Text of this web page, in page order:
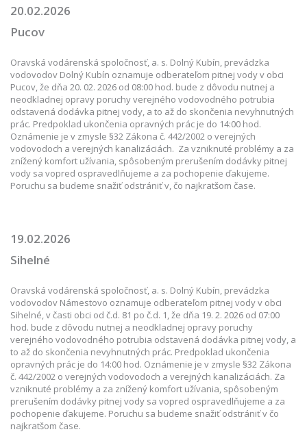
20.02.2026
Pucov
Oravská vodárenská spoločnosť, a. s. Dolný Kubín, prevádzka
vodovodov Dolný Kubín oznamuje odberateľom pitnej vody v obci
Pucov, že dňa 20. 02. 2026 od 08:00 hod. bude z dôvodu nutnej a
neodkladnej opravy poruchy verejného vodovodného potrubia
odstavená dodávka pitnej vody, a to až do skončenia nevyhnutných
prác. Predpoklad ukončenia opravných prác je do 14:00 hod.
Oznámenie je v zmysle §32 Zákona č. 442/2002 o verejných
vodovodoch a verejných kanalizáciách. Za vzniknuté problémy a za
znížený komfort užívania, spôsobeným prerušením dodávky pitnej
vody sa vopred ospravedlňujeme a za pochopenie ďakujeme.
Poruchu sa budeme snažiť odstrániť v, čo najkratšom čase.
19.02.2026
Sihelné
Oravská vodárenská spoločnosť, a. s. Dolný Kubín, prevádzka
vodovodov Námestovo oznamuje odberateľom pitnej vody v obci
Sihelné, v časti obci od č.d. 81 po č.d. 1, že dňa 19. 2. 2026 od 07:00
hod. bude z dôvodu nutnej a neodkladnej opravy poruchy
verejného vodovodného potrubia odstavená dodávka pitnej vody, a
to až do skončenia nevyhnutných prác. Predpoklad ukončenia
opravných prác je do 14:00 hod. Oznámenie je v zmysle §32 Zákona
č. 442/2002 o verejných vodovodoch a verejných kanalizáciách. Za
vzniknuté problémy a za znížený komfort užívania, spôsobeným
prerušením dodávky pitnej vody sa vopred ospravedlňujeme a za
pochopenie ďakujeme. Poruchu sa budeme snažiť odstrániť v čo
najkratšom čase.